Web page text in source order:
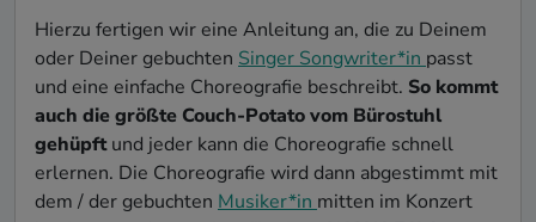
Hierzu fertigen wir eine Anleitung an, die zu Deinem
oder Deiner gebuchten Singer Songwriter*in passt
und eine einfache Choreografie beschreibt. So kommt
auch die größte Couch-Potato vom Bürostuhl
gehüpftund jeder kann die Choreografie schnell
erlernen. Die Choreografie wird dann abgestimmt mit
dem / der gebuchten Musiker*in mitten im Konzert